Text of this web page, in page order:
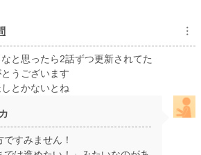
︙
と思ったら2話ずつ更新されてた
うございます
とかないとね
すみません！